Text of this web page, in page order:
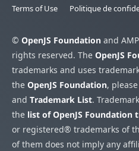
Terms of Use Politique de
© OpenJS Foundation and
rights reserved. The OpenJS
trademarks and uses
the OpenJS Foundation,
and Trademark List.
the list of OpenJS Foundation
or registered® trademarks of
of them does not imply any